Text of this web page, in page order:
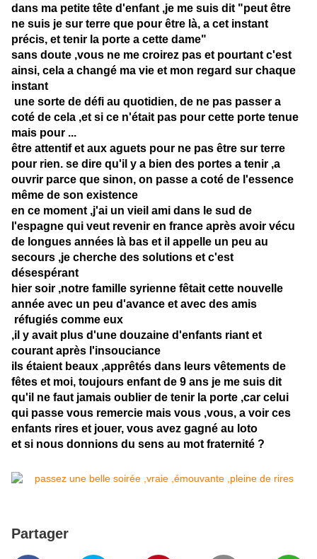
dans ma petite tête d'enfant ,je me suis dit "peut être
ne suis je sur terre que pour être là, a cet instant
précis, et tenir la porte a cette dame"
sans doute ,vous ne me croirez pas et pourtant c'est
ainsi, cela a changé ma vie et mon regard sur chaque
instant
une sorte de défi au quotidien, de ne pas passer a
coté de cela ,et si ce n'était pas pour cette porte tenue
mais pour ...
être attentif et aux aguets pour ne pas être sur terre
pour rien. se dire qu'il y a bien des portes a tenir ,a
ouvrir parce que sinon, on passe a coté de l'essence
même de son existence
en ce moment ,j'ai un vieil ami dans le sud de
l'espagne qui veut revenir en france après avoir vécu
de longues années là bas et il appelle un peu au
secours ,je cherche des solutions et c'est
désespérant
hier soir ,notre famille syrienne fêtait cette nouvelle
année avec un peu d'avance et avec des amis
réfugiés comme eux
,il y avait plus d'une douzaine d'enfants riant et
courant après l'insouciance
ils étaient beaux ,apprêtés dans leurs vêtements de
fêtes et moi, toujours enfant de 9 ans je me suis dit
qu'il ne faut jamais oublier de tenir la porte ,car celui
qui passe vous remercie mais vous ,vous, a voir ces
enfants rires et jouer, vous avez gagné au loto
et si nous donnions du sens au mot fraternité ?
Partager